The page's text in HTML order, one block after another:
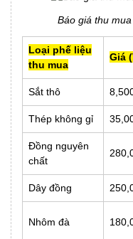
Báo giá thu
Loại phế liệu
thu mua
Giá
Sắt thô
Thép không gỉ
Đồng nguyên
chất
Dây đồng
Nhôm đà